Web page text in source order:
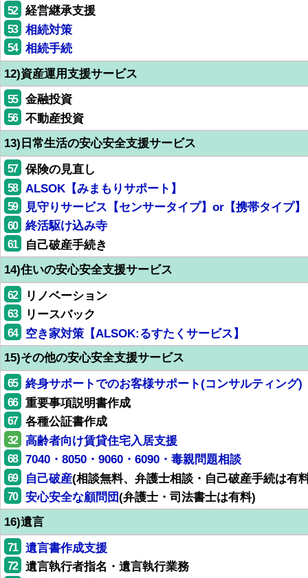
52 経営継承支援
53 相続対策
54
相続手続
12)資産運用支援サービス
55 金融投資
56
不動産投資
13)日常生活の安心安全支援サービス
57 保険の見直し
58 ALSOK【みまもりサポート】
59 見守りサービス【センサータイプ】or【携帯タイプ】
60 終活駆け込み寺
61
自己破産手続き
14)住いの安心安全支援サービス
62 リノベーション
63 リースバック
64
空き家対策【ALSOK:るすたくサービス】
15)その他の安心安全支援サービス
65 終身サポートでのお客様サポート(コンサルティング)
66 重要事項説明書作成
67 各種公証書作成
32 高齢者向け賃貸住宅入居支援
68 7040・8050・9060・6090・毒親問題相談
69 自己破産(相談無料、弁護士相談・自己破産手続は有
70 安心安全な顧問団(弁護士・司法書士は有料)
16)遺言
71 遺言書作成支援
72 遺言執行者指名・遺言執行業務